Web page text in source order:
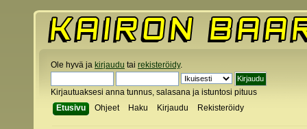
Ole hyvä ja kirjaudu tai rekisteröidy.
Kirjautuaksesi anna tunnus, salasana ja istuntosi pituus
Etusivu
Ohjeet Haku Kirjaudu Rekisteröidy